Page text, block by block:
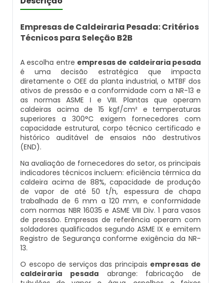
Caldeira Flamotubular Venda
Caldeira Flamotubular Vertical
Caldeira Fogotubular Horizontal
Caldeira Fogotubular Vertical
Caldeira Horizontal
Caldeira Industrial
Caldeira Industrial A Gás
Caldeira Industrial A Lenha
Caldeira Industrial Preço
Caldeira Vertical
Empresas Que Inspecionam Caldeiras
Inspeção Caldeiras Vasos De Pressão
Inspeção De Caldeiras
Inspeção De Caldeiras A Vapor
Inspeção De Caldeiras E Vasos De Pressão
Inspeção De Caldeiras Flamotubulares
Inspeção De Caldeiras Preço
Inspeção De Caldeiras Profissional
Habilitado
Inspeção De Integridade De Caldeiras
Empresa De Montagem De Caldeiras Gás
Roca
Empresa Que Fazem Montagem De
Caldeiras
Empresas De Caldeiraria
Empresas De Caldeiraria E Montagem
Industrial
Empresas De Montagem De Caldeiras
Manutenção De Caldeiras
Manutenção De Caldeiras A Gásoleo
Manutenção De Caldeiras A Lenha
Manutenção De Caldeiras A Vapor
Caldeira A Vapor Industrial A Venda
Caldeira A Vapor Para Cozinha Industrial
Caldeira A Vapor Pequena
Caldeira A Vapor Preço
Caldeira A Vapor Vertical
Caldeira De Vapor
Caldeira De Vapor A Gás
Caldeira De Vapor A Venda
Caldeira De Vapor Eletrica
Caldeira Em Vapor
Caldeira A Gás Natural Preço
Caldeira A Gás Preço
Caldeira A Gás Usada
Caldeira A Gás Vulcano
Caldeira De Aquecimento A Gás
Caldeira De Aquecimento Central A Gás
Caldeira Mural A Gás
Caldeira Mural A Gás Preço
Caldeira Mural A Gás Roca
Comprar Caldeira A Gás
Empresas de Caldeiraria Pesada: Critérios
Técnicos para Seleção B2B
A escolha entre empresas de caldeiraria pesada
é uma decisão estratégica que impacta
diretamente o OEE da planta industrial, o MTBF dos
ativos de pressão e a conformidade com a NR-13 e
as normas ASME I e VIII. Plantas que operam
caldeiras acima de 15 kgf/cm² e temperaturas
superiores a 300°C exigem fornecedores com
capacidade estrutural, corpo técnico certificado e
histórico auditável de ensaios não destrutivos
(END).
Na avaliação de fornecedores do setor, os principais
indicadores técnicos incluem: eficiência térmica da
caldeira acima de 88%, capacidade de produção
de vapor de até 50 t/h, espessura de chapa
trabalhada de 6 mm a 120 mm, e conformidade
com normas NBR 16035 e ASME VIII Div. 1 para vasos
de pressão. Empresas de referência operam com
soldadores qualificados segundo ASME IX e emitem
Registro de Segurança conforme exigência da NR-
13.
O escopo de serviços das principais empresas de
caldeiraria pesadaabrange: fabricação de